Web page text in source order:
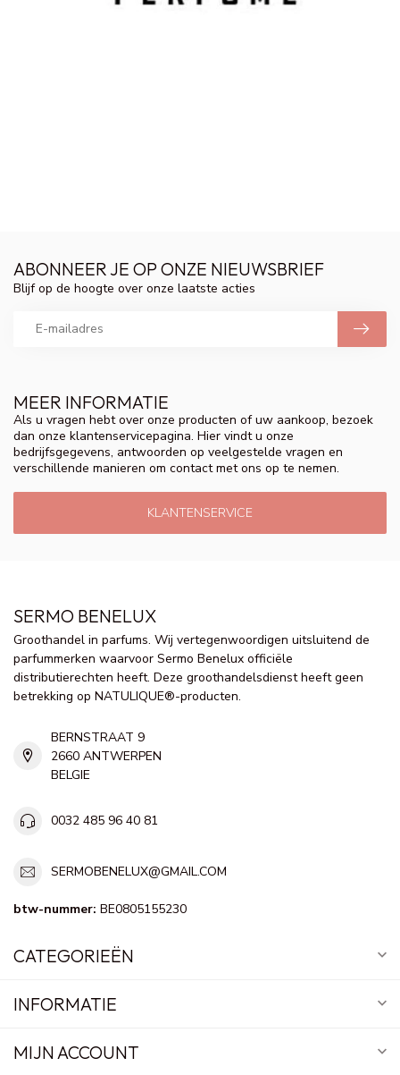
MEER INFORMATIE
Als u vragen hebt over onze producten of uw aankoop, bezoek
dan onze klantenservicepagina. Hier vindt u onze
bedrijfsgegevens, antwoorden op veelgestelde vragen en
verschillende manieren om contact met ons op te nemen.
KLANTENSERVICE
ABONNEER JE OP ONZE NIEUWSBRIEF
Blijf op de hoogte over onze laatste acties
SERMO BENELUX
Groothandel in parfums. Wij vertegenwoordigen uitsluitend de
parfummerken waarvoor Sermo Benelux officiële
distributierechten heeft. Deze groothandelsdienst heeft geen
betrekking op NATULIQUE®-producten.
BERNSTRAAT 9
2660 ANTWERPEN
BELGIE
0032 485 96 40 81
SERMOBENELUX@GMAIL.COM
btw-nummer: BE0805155230
CATEGORIEËN
INFORMATIE
MIJN ACCOUNT